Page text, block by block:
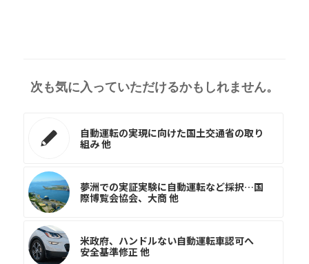
次も気に入っていただけるかもしれません。
自動運転の実現に向けた国土交通省の取り
組み 他
夢洲での実証実験に自動運転など採択…国
際博覧会協会、大商 他
米政府、ハンドルない自動運転車認可へ
安全基準修正 他